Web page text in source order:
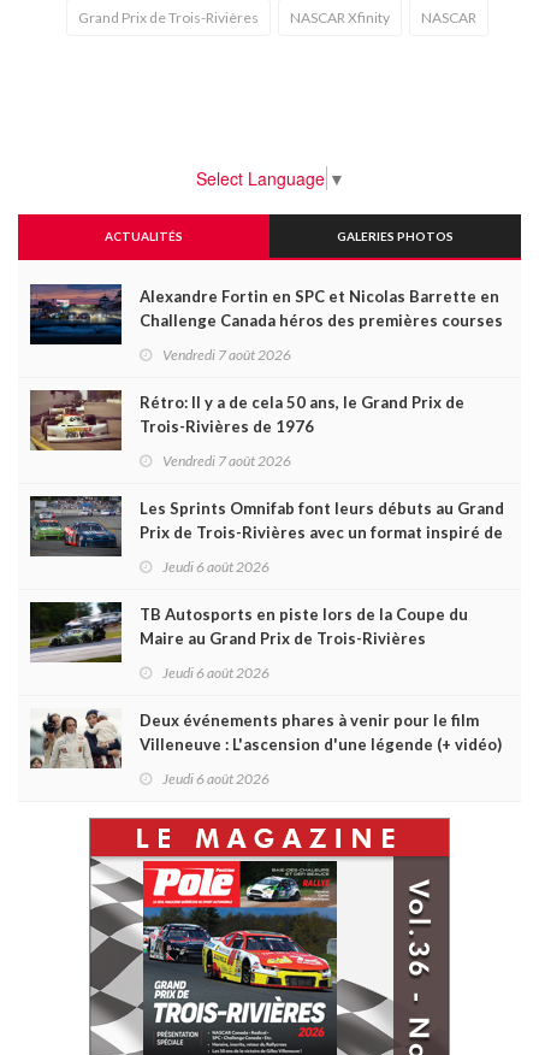
Grand Prix de Trois-Rivières NASCAR Xfinity NASCAR
Select Language ▼
ACTUALITÉS GALERIES PHOTOS
Alexandre Fortin en SPC et Nicolas Barrette en
Challenge Canada héros des premières courses
Vendredi 7 août 2026
Rétro: Il y a de cela 50 ans, le Grand Prix de
Trois-Rivières de 1976
Vendredi 7 août 2026
Les Sprints Omnifab font leurs débuts au Grand
Prix de Trois-Rivières avec un format inspiré de
Jeudi 6 août 2026
TB Autosports en piste lors de la Coupe du
Maire au Grand Prix de Trois-Rivières
Jeudi 6 août 2026
Deux événements phares à venir pour le film
Villeneuve : L'ascension d'une légende (+ vidéo)
Jeudi 6 août 2026